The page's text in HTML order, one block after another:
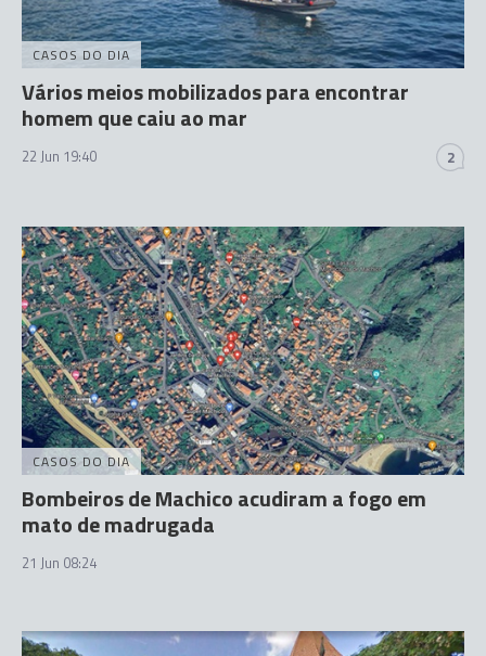
CASOS DO DIA
Vários meios mobilizados para encontrar
homem que caiu ao mar
22 Jun 19:40 2
CASOS DO DIA
Bombeiros de Machico acudiram a fogo em
mato de madrugada
21 Jun 08:24